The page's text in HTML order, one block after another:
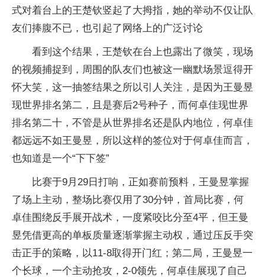
式对着台上的王楚钦竖起了大拇指，她的举动不仅让队
友们捧腹不已，也引起了网络上的广泛讨论
看到这个结果，王楚钦在台上也露出了微笑，现场
的视频捕捉到，周围的队友们也被这一幽默场景逗得开
怀大笑，这一抽签结果之所以引人关注，是因为王曼昱
现世界排名第二，且是赛后2号种子，而何卓佳现世界
排名第二十，不管是从世界排名还是队内地位，何卓佳
都远远不如王曼昱，所以这样的签位对于何卓佳而言，
也知道是一个“下下签”
比赛于9月29日打响，正如赛前预料，王曼昱掌握
了场上主动，整场比赛仅用了30分钟，首局比赛，何
卓佳围绕反手展开战术，一度紧咬比分至4平，但王曼
昱凭借更高的单板质量逐渐掌握主动权，通过压反手突
击正手的策略，以11-8取得开门红；第二局，王曼昱一
个长球，一个主动抢攻，2-0领先，何卓佳展现了自己